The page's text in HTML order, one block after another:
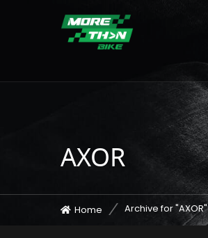
AXOR
Home Archive for "AXOR"